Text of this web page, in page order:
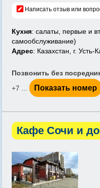
Написать отзыв или
Кухня: салаты, первые и
самообслуживание)
Адрес: Казахстан, г.
Позвонить без
+7 ...
Показать номер
Кафе Сочи и